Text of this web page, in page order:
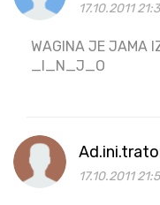
17.10.2011
WAGINA JE JAMA
_I_N_J_O
17.10.2011